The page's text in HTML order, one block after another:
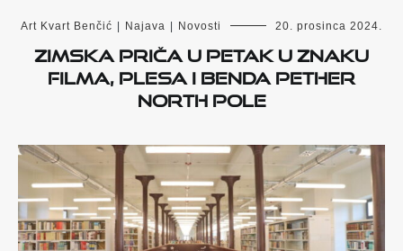
Art Kvart Benčić Najava Novosti 20. prosinca 2024.
ZIMSKA PRIČA U PETAK U ZNAKU
FILMA, PLESA I BENDA PETHER
NORTH POLE